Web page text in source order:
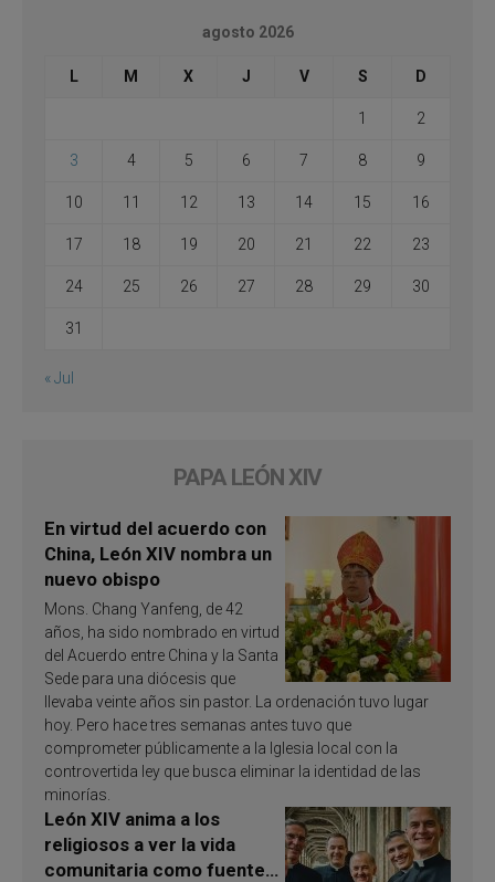
agosto 2026
L M X J V S D
1 2
3 4 5 6 7 8 9
10 11 12 13 14 15 16
17 18 19 20 21 22 23
24 25 26 27 28 29 30
31
« Jul
PAPA LEÓN XIV
En virtud del acuerdo con
China, León XIV nombra un
nuevo obispo
Mons. Chang Yanfeng, de 42
años, ha sido nombrado en virtud
del Acuerdo entre China y la Santa
Sede para una diócesis que
llevaba veinte años sin pastor. La ordenación tuvo lugar
hoy. Pero hace tres semanas antes tuvo que
comprometer públicamente a la Iglesia local con la
controvertida ley que busca eliminar la identidad de las
minorías.
León XIV anima a los
religiosos a ver la vida
comunitaria como fuente